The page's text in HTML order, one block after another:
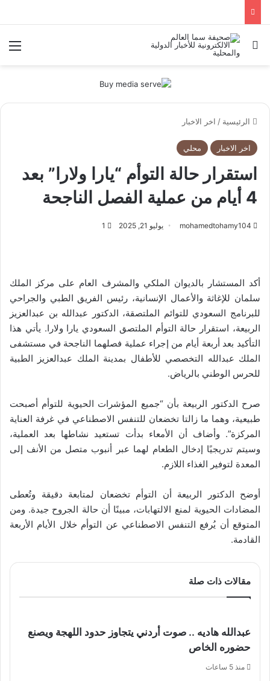
بحث عن
الرئيسية / اخر الاخبار
اخر الاخبار محلي
استقرار حالة التوأم “يارا ولارا” بعد
4 أيام من عملية الفصل الناجحة
mohamedtohamy104 يوليو 21, 2025 1
أكد المستشار بالديوان الملكي والمشرف العام على مركز الملك
سلمان للإغاثة والأعمال الإنسانية، رئيس الفريق الطبي والجراحي
للبرنامج السعودي للتوائم الملتصقة، الدكتور عبدالله بن عبدالعزيز
الربيعة، استقرار حالة التوأم الملتصق السعودي يارا ولارا. يأتي هذا
التأكيد بعد أربعة أيام من إجراء عملية فصلهما الناجحة في مستشفى
الملك عبدالله التخصصي للأطفال بمدينة الملك عبدالعزيز الطبية
للحرس الوطني بالرياض.
صرح الدكتور الربيعة بأن “جميع المؤشرات الحيوية للتوأم أصبحت
طبيعية، وهما ما زالتا تخضعان للتنفس الاصطناعي في غرفة العناية
المركزة”. وأضاف أن الأمعاء بدأت تستعيد نشاطها بعد العملية،
وسيتم تدريجيًا إدخال الطعام لهما عبر أنبوب متصل من الأنف إلى
المعدة لتوفير الغذاء اللازم.
أوضح الدكتور الربيعة أن التوأم تخضعان لمتابعة دقيقة وتُعطى
المضادات الحيوية لمنع الالتهابات، مبينًا أن حالة الجروح جيدة. ومن
المتوقع أن يُرفع التنفس الاصطناعي عن التوأم خلال الأيام الأربعة
القادمة.
مقالات ذات صلة
عبدالله هاديه .. صوت أردني يتجاوز حدود اللهجة ويصنع
حضوره الخاص
منذ 5 ساعات